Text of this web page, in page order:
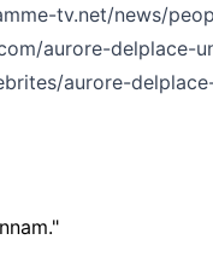
tv.net/news/
aurore-delplace-
aurore-